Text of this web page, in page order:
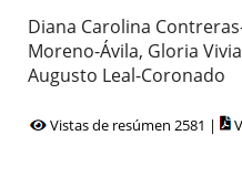
Diana Carolina
Moreno-Ávila, Gloria
Augusto Leal-Coronado
Vistas de resúmen 2581 |